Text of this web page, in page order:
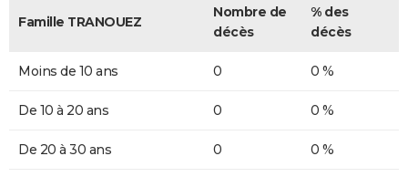
Famille TRANOUEZ
Nombre de
décès
% des
décès
Moins de 10 ans 0 0 %
De 10 à 20 ans 0 0 %
De 20 à 30 ans 0 0 %